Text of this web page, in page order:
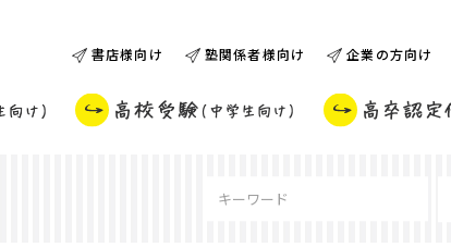
書店様向け 塾関係者様向け 企業の方向け